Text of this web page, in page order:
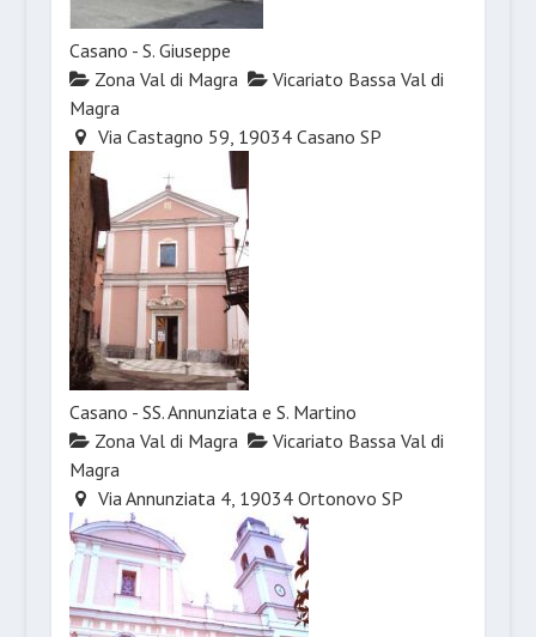
Casano - S. Giuseppe
Zona Val di Magra
Vicariato Bassa Val di
Magra
Via Castagno 59, 19034 Casano SP
Casano - SS. Annunziata e S. Martino
Zona Val di Magra
Vicariato Bassa Val di
Magra
Via Annunziata 4, 19034 Ortonovo SP